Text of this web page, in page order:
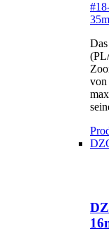
von